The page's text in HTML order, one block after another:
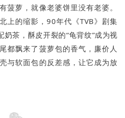
菠萝，就像老婆饼里没有老婆。
上的缩影，90年代《TVB》剧集
茶，酥皮开裂的“龟背纹”成为视
都飘来了菠萝包的香气，廉价人
与软面包的反差感，让它成为放